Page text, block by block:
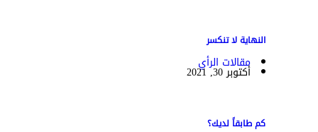
النهاية لا تنكسر
مقالات الرأي
أكتوبر 30, 2021
كم طابقاً لديك؟